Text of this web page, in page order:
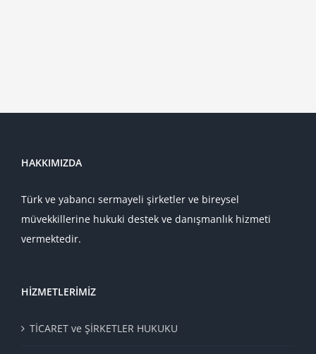
HAKKIMIZDA
Türk ve yabancı sermayeli şirketler ve bireysel
müvekkillerine hukuki destek ve danışmanlık hizmeti
vermektedir.
HIZMETLERIMIZ
TİCARET ve ŞİRKETLER HUKUKU